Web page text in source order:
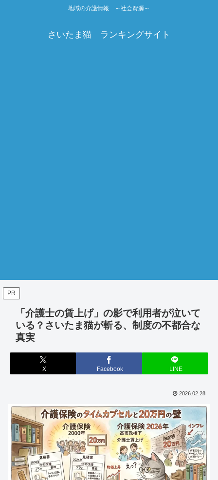
地域の介護情報 ～社会資源～
さいたま猫 ランキングサイト
PR
「介護士の賃上げ」の影で利用者が泣いて
いる？さいたま猫が斬る、制度の不都合な
真実
X Facebook LINE
2026.02.28